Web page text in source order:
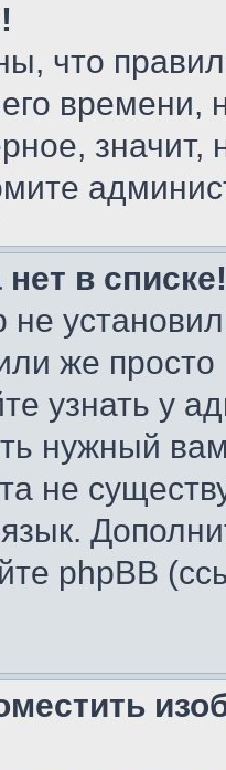
что
значит,
в списке!
не
же
узнать у
нужный
не
язык.
phpBB